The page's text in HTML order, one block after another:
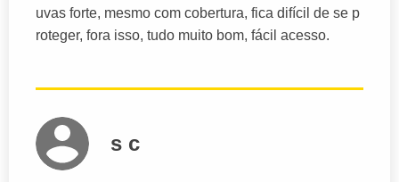
uvas forte, mesmo com cobertura, fica difícil de se p
roteger, fora isso, tudo muito bom, fácil acesso.
s c